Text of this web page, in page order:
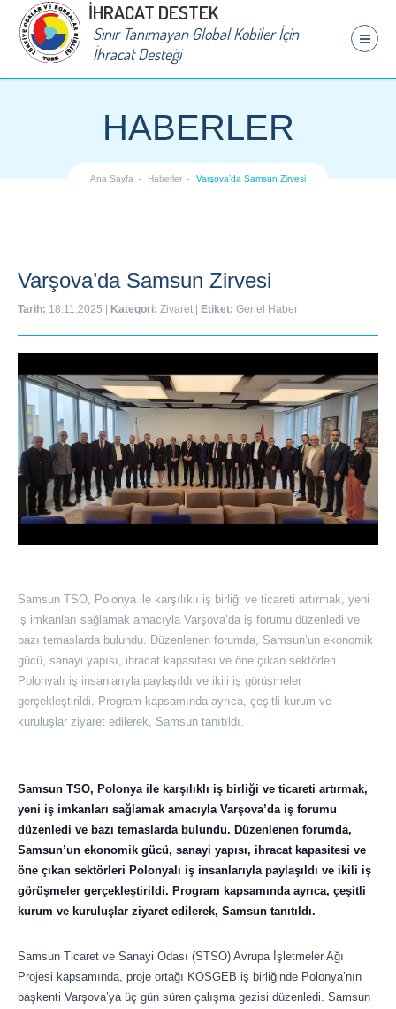
İHRACAT DESTEK
Sınır Tanımayan Global Kobiler İçin
İhracat Desteği
HABERLER
Ana Sayfa Haberler Varşova’da Samsun Zirvesi
Varşova’da Samsun Zirvesi
Tarih: 18.11.2025 Kategori: Ziyaret Etiket: Genel Haber
Samsun TSO, Polonya ile karşılıklı iş birliği ve ticareti artırmak, yeni
iş imkanları sağlamak amacıyla Varşova’da iş forumu düzenledi ve
bazı temaslarda bulundu. Düzenlenen forumda, Samsun’un ekonomik
gücü, sanayi yapısı, ihracat kapasitesi ve öne çıkan sektörleri
Polonyalı iş insanlarıyla paylaşıldı ve ikili iş görüşmeler
gerçekleştirildi. Program kapsamında ayrıca, çeşitli kurum ve
kuruluşlar ziyaret edilerek, Samsun tanıtıldı.
Samsun TSO, Polonya ile karşılıklı iş birliği ve ticareti artırmak,
yeni iş imkanları sağlamak amacıyla Varşova’da iş forumu
düzenledi ve bazı temaslarda bulundu. Düzenlenen forumda,
Samsun’un ekonomik gücü, sanayi yapısı, ihracat kapasitesi ve
öne çıkan sektörleri Polonyalı iş insanlarıyla paylaşıldı ve ikili iş
görüşmeler gerçekleştirildi. Program kapsamında ayrıca, çeşitli
kurum ve kuruluşlar ziyaret edilerek, Samsun tanıtıldı.
Samsun Ticaret ve Sanayi Odası (STSO) Avrupa İşletmeler Ağı
Projesi kapsamında, proje ortağı KOSGEB iş birliğinde Polonya’nın
başkenti Varşova’ya üç gün süren çalışma gezisi düzenledi. Samsun